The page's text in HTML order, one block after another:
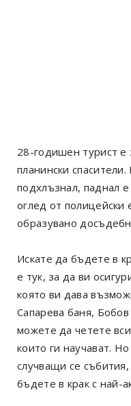
28-годишен турист е
планински
подхлъзнал, паднал
оглед от полицейски
образувано
Искате да бъдете в
е тук, за да ви
която ви дава
Сапарева баня,
можете да четете
които ги научават.
случващи се
бъдете в крак с най-